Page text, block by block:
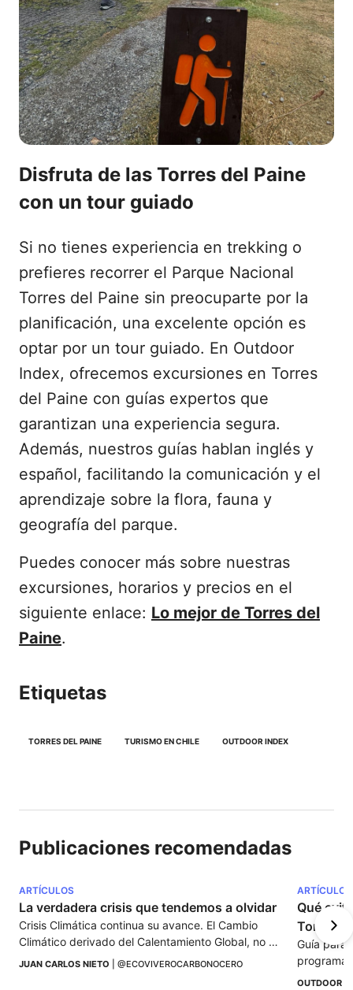
Disfruta de las Torres del Paine
con un tour guiado
Si no tienes experiencia en trekking o
prefieres recorrer el Parque Nacional
Torres del Paine sin preocuparte por la
planificación, una excelente opción es
optar por un tour guiado. En Outdoor
Index, ofrecemos excursiones en Torres
del Paine con guías expertos que
garantizan una experiencia segura.
Además, nuestros guías hablan inglés y
español, facilitando la comunicación y el
aprendizaje sobre la flora, fauna y
geografía del parque.
Puedes conocer más sobre nuestras
excursiones, horarios y precios en el
siguiente enlace: Lo mejor de Torres del
Paine.
Etiquetas
TORRES DEL PAINE TURISMO EN CHILE OUTDOOR INDEX
Publicaciones recomendadas
ARTÍCULOS
La verdadera crisis que tendemos a olvidar
Crisis Climática continua su avance. El Cambio
Climático derivado del Calentamiento Global, no
para.
JUAN CARLOS NIETO @ECOVIVEROCARBONOCERO
ARTÍCULOS
Qué
Torres
Guía para
OUTDOOR